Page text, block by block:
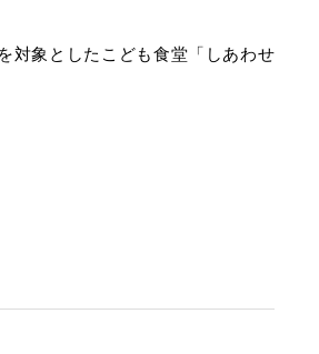
対象としたこども食堂「しあわせ